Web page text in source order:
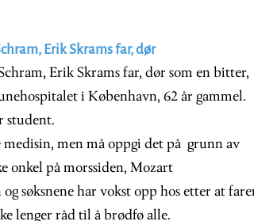
Erik Skrams far, dør
Erik Skrams far, dør som en bitter,
i København, 62 år gammel.
student.
men må oppgi det på grunn av
onkel på morssiden, Mozart
og søksnene har vokst opp hos etter at
lenger råd til å brødfø alle.